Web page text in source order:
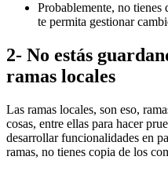
Probablemente, no
te permita gestionar
2- No estás
ramas locales
Las ramas locales, son eso,
cosas, entre ellas para hacer
desarrollar funcionalidades en
ramas, no tienes copia de los